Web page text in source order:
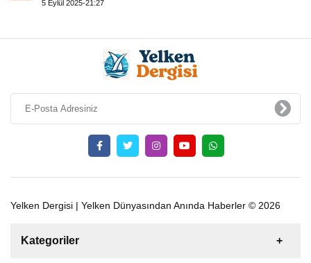
5 Eylül 2025-21:27
Yelken Dergisi | Yelken Dünyasından Anında Haberler © 2026
Kategoriler